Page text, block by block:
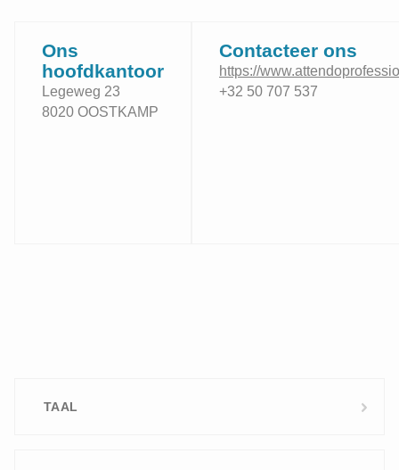
Ons
hoofdkantoor
Legeweg 23
8020 OOSTKAMP
Contacteer ons
https://
+32 50 707 537
TAAL